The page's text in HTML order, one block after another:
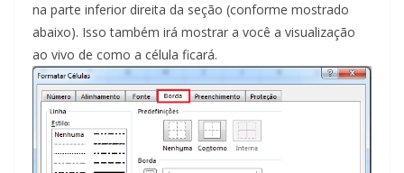
na parte inferior direita da seção (conforme mostrado
abaixo). Isso também irá mostrar a você a visualização
ao vivo de como a célula ficará.